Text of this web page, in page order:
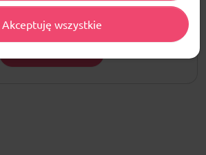
pytań. Bądź pierwszy :)
Akceptuję wszystkie